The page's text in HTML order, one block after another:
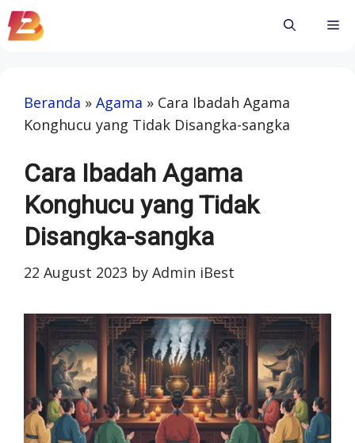
Skip
to
Beranda » Agama » Cara Ibadah Agama
Konghucu yang Tidak Disangka-sangka
Cara Ibadah Agama
Konghucu yang Tidak
Disangka-sangka
22 August 2023 by Admin iBest